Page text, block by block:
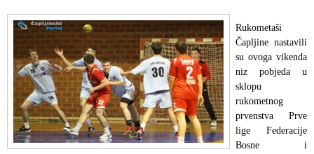
Rukometaši
Čapljine nastavili
su ovoga vikenda
niz pobjeda u
sklopu
rukometnog
prvenstva Prve
lige Federacije
Bosne i